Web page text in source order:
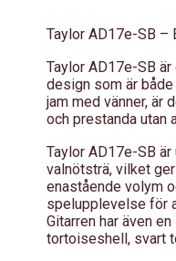
Taylor AD17e-SB –
Taylor AD17e-SB
design som är
jam med vänner, är
och prestanda utan
Taylor AD17e-SB
valnötsträ, vilket
enastående volym
spelupplevelse för
Gitarren har även
tortoiseshell, svart